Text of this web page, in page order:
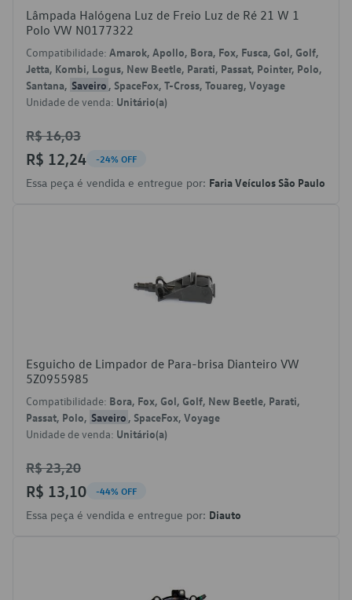
Lâmpada Halógena Luz de Freio Luz de Ré 21 W 1
Polo VW N0177322
Compatibilidade: Amarok, Apollo, Bora, Fox, Fusca, Gol, Golf,
Jetta, Kombi, Logus, New Beetle, Parati, Passat, Pointer, Polo,
Santana, Saveiro , SpaceFox, T-Cross, Touareg, Voyage
Unidade de venda: Unitário(a)
R$ 16,03
R$ 12,24 -24% OFF
Essa peça é vendida e entregue por: Faria Veículos São Paulo
Esguicho de Limpador de Para-brisa Dianteiro VW
5Z0955985
Compatibilidade: Bora, Fox, Gol, Golf, New Beetle, Parati,
Passat, Polo, Saveiro , SpaceFox, Voyage
Unidade de venda: Unitário(a)
R$ 23,20
R$ 13,10 -44% OFF
Essa peça é vendida e entregue por: Diauto